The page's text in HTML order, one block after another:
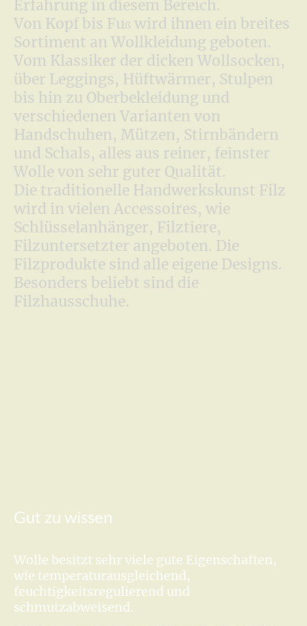
Erfahrung in diesem Bereich.
Von Kopf bis Fuß wird ihnen ein breites
Sortiment an Wollkleidung geboten.
Vom Klassiker der dicken Wollsocken,
über Leggings, Hüftwärmer, Stulpen
bis hin zu Oberbekleidung und
verschiedenen Varianten von
Handschuhen, Mützen, Stirnbändern
und Schals, alles aus reiner, feinster
Wolle von sehr guter Qualität.
Die traditionelle Handwerkskunst Filz
wird in vielen Accessoires, wie
Schlüsselanhänger, Filztiere,
Filzuntersetzter angeboten. Die
Filzprodukte sind alle eigene Designs.
Besonders beliebt sind die
Filzhausschuhe.
Gut zu wissen
Wolle besitzt sehr viele gute Eigenschaften,
wie temperaturausgleichend,
feuchtigkeitsregulierend und
schmutzabweisend.